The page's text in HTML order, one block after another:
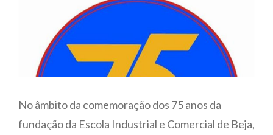
No âmbito da comemoração dos 75 anos da
fundação da Escola Industrial e Comercial de Beja,